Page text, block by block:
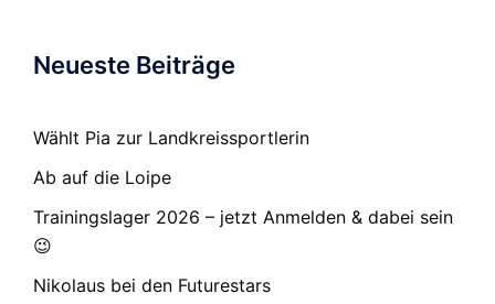
Neueste Beiträge
Wählt Pia zur Landkreissportlerin
Ab auf die Loipe
Trainingslager 2026 – jetzt Anmelden & dabei sein
😉
Nikolaus bei den Futurestars